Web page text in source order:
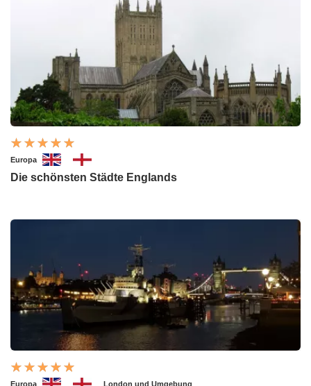
Europa
Die schönsten Städte Englands
Europa London und Umgebung